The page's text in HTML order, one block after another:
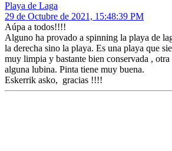
Playa de Laga
29 de Octubre de 2021, 15:48:39 PM
Aúpa a todos!!!!
Alguno ha provado a spinning la playa de
la derecha sino la playa. Es una playa que
muy limpia y bastante bien conservada , otra
alguna lubina. Pinta tiene muy buena.
Eskerrik asko, gracias !!!!